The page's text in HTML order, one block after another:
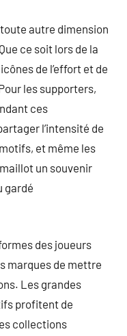
autre dimension
ce soit lors de la
de l’effort et de
les supporters,
ces
l’intensité de
et même les
un souvenir
gardé
des joueurs
marques de mettre
Les grandes
profitent de
collections